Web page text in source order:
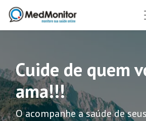
Cuide de quem
ama!!!
O acompanhe a saúde de